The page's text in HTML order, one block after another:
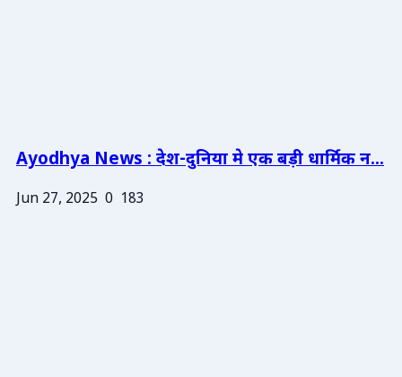
Ayodhya News : देश-दुनिया मे एक बड़ी धार्मिक न...
Jun 27, 2025 0 183